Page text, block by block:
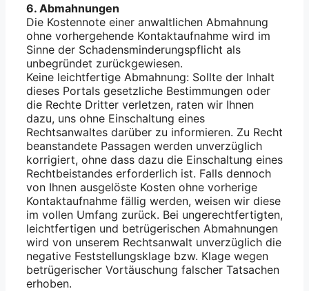
6. Abmahnungen
Die Kostennote einer anwaltlichen Abmahnung
ohne vorhergehende Kontaktaufnahme wird im
Sinne der Schadensminderungspflicht als
unbegründet zurückgewiesen.
Keine leichtfertige Abmahnung: Sollte der Inhalt
dieses Portals gesetzliche Bestimmungen oder
die Rechte Dritter verletzen, raten wir Ihnen
dazu, uns ohne Einschaltung eines
Rechtsanwaltes darüber zu informieren. Zu Recht
beanstandete Passagen werden unverzüglich
korrigiert, ohne dass dazu die Einschaltung eines
Rechtbeistandes erforderlich ist. Falls dennoch
von Ihnen ausgelöste Kosten ohne vorherige
Kontaktaufnahme fällig werden, weisen wir diese
im vollen Umfang zurück. Bei ungerechtfertigten,
leichtfertigen und betrügerischen Abmahnungen
wird von unserem Rechtsanwalt unverzüglich die
negative Feststellungsklage bzw. Klage wegen
betrügerischer Vortäuschung falscher Tatsachen
erhoben.